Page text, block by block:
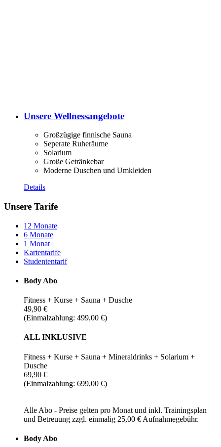
Unsere Wellnessangebote
Großzügige finnische Sauna
Seperate Ruheräume
Solarium
Große Getränkebar
Moderne Duschen und Umkleiden
Details
Unsere Tarife
12 Monate
6 Monate
1 Monat
Kartentarife
Studententarif
Body Abo
Fitness + Kurse + Sauna + Dusche
49,90 €
(Einmalzahlung: 499,00 €)
ALL INKLUSIVE
Fitness + Kurse + Sauna + Mineraldrinks + Solarium +
Dusche
69,90 €
(Einmalzahlung: 699,00 €)
Alle Abo - Preise gelten pro Monat und inkl. Trainingsplan
und Betreuung zzgl. einmalig 25,00 € Aufnahmegebühr.
Body Abo